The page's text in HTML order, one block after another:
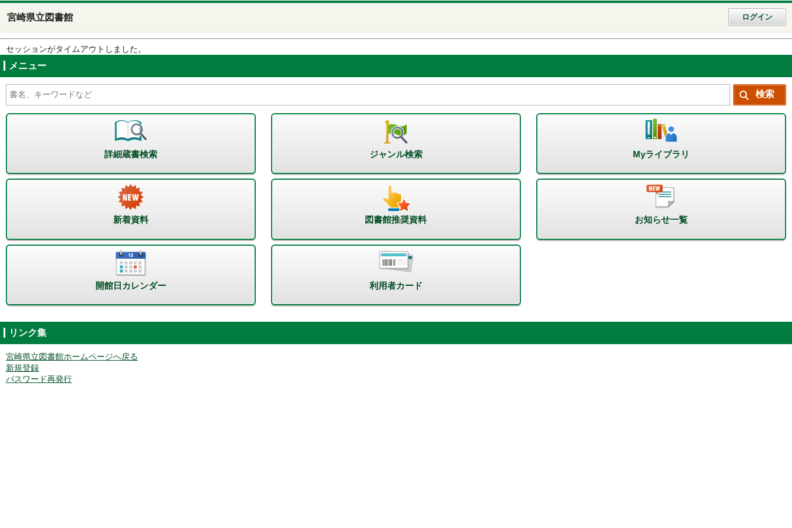
宮崎県立図書館 ログイン
セッションがタイムアウトしました。
メニュー
詳細蔵書検索 ジャンル検索 Myライブラリ
新着資料 図書館推奨資料 お知らせ一覧
開館日カレンダー 利用者カード
リンク集
宮崎県立図書館ホームページへ戻る
新規登録
パスワード再発行